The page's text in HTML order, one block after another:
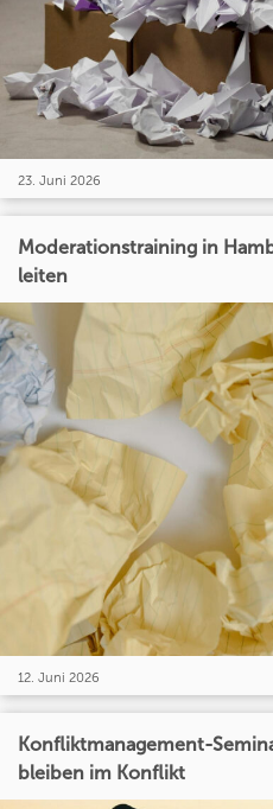
23. Juni 2026
Moderationstraining in
leiten
12. Juni 2026
Konfliktmanagement-
bleiben im Konflikt